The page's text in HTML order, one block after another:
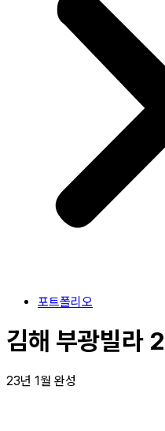
포트폴리오
김해 부광빌라
23년 1월 완성